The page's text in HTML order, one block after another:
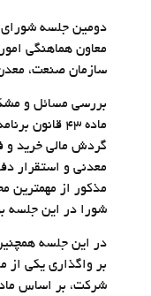
دومین جلسه شورای
معاون هماهنگی
سازمان صنعت،
بررسی مسائل و
ماده ۴۳
گردش مالی خرید و
معدنی و استقرار
مذکور از مهمترین
شورا در این جلسه
در این جلسه
بر واگذاری یکی از